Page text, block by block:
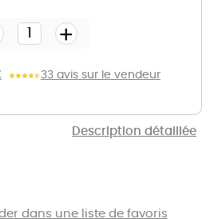
Description détaillée
33 avis sur le vendeur
+
dans une liste de favoris